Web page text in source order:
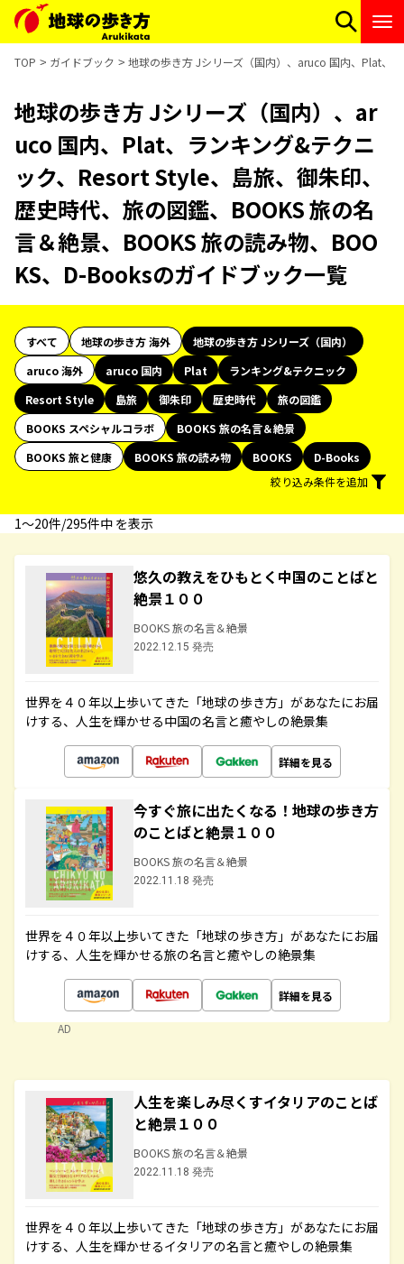
TOP ガイドブック 地球の歩き方 Jシリーズ（国内）、aruco 国内、Plat、
地球の歩き方 Jシリーズ（国内）、ar
uco 国内、Plat、ランキング&テクニ
ック、Resort Style、島旅、御朱印、
歴史時代、旅の図鑑、BOOKS 旅の名
言＆絶景、BOOKS 旅の読み物、BOO
KS、D-Booksのガイドブック一覧
すべて 地球の歩き方 海外
地球の歩き方 Jシリーズ（国内）
aruco 海外
aruco 国内 Plat
ランキング&テクニック
Resort Style
島旅 御朱印 歴史時代
旅の図鑑
BOOKS スペシャルコラボ
BOOKS 旅の名言＆絶景
BOOKS 旅と健康
BOOKS 旅の読み物 BOOKS
D-Books
絞り込み条件を追加
1〜20件/295件中 を表示
悠久の教えをひもとく中国のことばと
絶景１００
BOOKS 旅の名言＆絶景
2022.12.15 発売
世界を４０年以上歩いてきた「地球の歩き方」があなたにお届
けする、人生を輝かせる中国の名言と癒やしの絶景集
詳細を見る
今すぐ旅に出たくなる！地球の歩き方
のことばと絶景１００
BOOKS 旅の名言＆絶景
2022.11.18 発売
世界を４０年以上歩いてきた「地球の歩き方」があなたにお届
けする、人生を輝かせる旅の名言と癒やしの絶景集
詳細を見る
AD
人生を楽しみ尽くすイタリアのことば
と絶景１００
BOOKS 旅の名言＆絶景
2022.11.18 発売
世界を４０年以上歩いてきた「地球の歩き方」があなたにお届
けする、人生を輝かせるイタリアの名言と癒やしの絶景集